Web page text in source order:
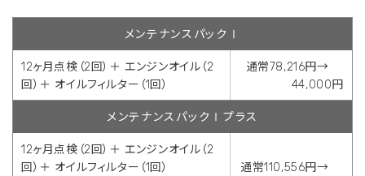
メンテナンスパックⅠ
12ヶ月点検（2回）＋ エンジンオイル（2
回）＋ オイルフィルター（1回）
通常78,216円→
44,000円
メンテナンスパックⅠプラス
12ヶ月点検（2回）＋ エンジンオイル（2
回）＋ オイルフィルター（1回）
通常110,556円→